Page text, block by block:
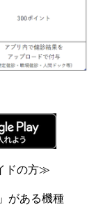
の方≫
がある機種